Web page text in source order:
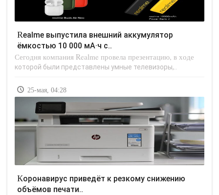
Realme выпустила внешний аккумулятор
ёмкостью 10 000 мА·ч с..
Сегодня компания Realme провела презентацию, в ходе
которой были представлены умные телевизоры,..
25-мая, 04:28
Коронавирус приведёт к резкому снижению
объёмов печати..